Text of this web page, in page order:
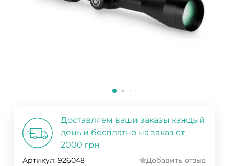
Доставляем ваши заказы каждый
день и бесплатно на заказ от
2000 грн
Артикул: 926048 Добавить отзыв